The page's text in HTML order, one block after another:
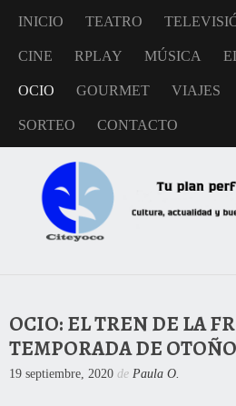
INICIO TEATRO
CINE RPLAY MÚSICA
OCIO GOURMET VIAJES
SORTEO CONTACTO
OCIO: EL TREN DE LA
TEMPORADA DE OTOÑO
19 septiembre, 2020 de Paula O.